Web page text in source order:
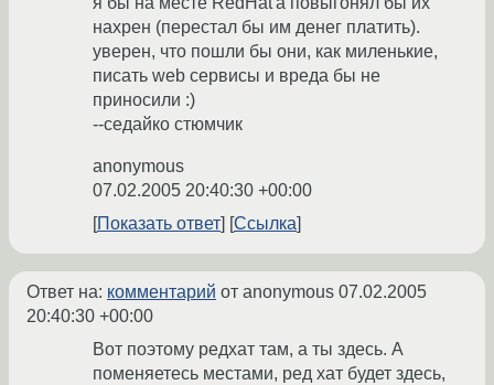
нахрен (перестал бы им денег платить).
уверен, что пошли бы они, как миленькие,
писать web сервисы и вреда бы не
приносили :)
--седайко стюмчик
anonymous
07.02.2005 20:40:30 +00:00
Показать ответ
Ссылка
Ответ на: комментарий от anonymous 07.02.2005
20:40:30 +00:00
Вот поэтому редхат там, а ты здесь. А
поменяетесь местами, ред хат будет здесь,